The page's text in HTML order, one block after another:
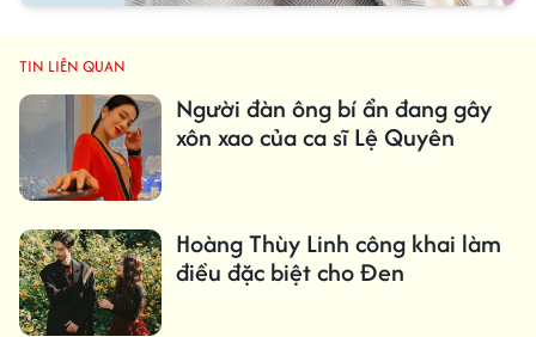
TIN LIÊN QUAN
Người đàn ông bí ẩn đang gây
xôn xao của ca sĩ Lệ Quyên
Hoàng Thùy Linh công khai làm
điều đặc biệt cho Đen